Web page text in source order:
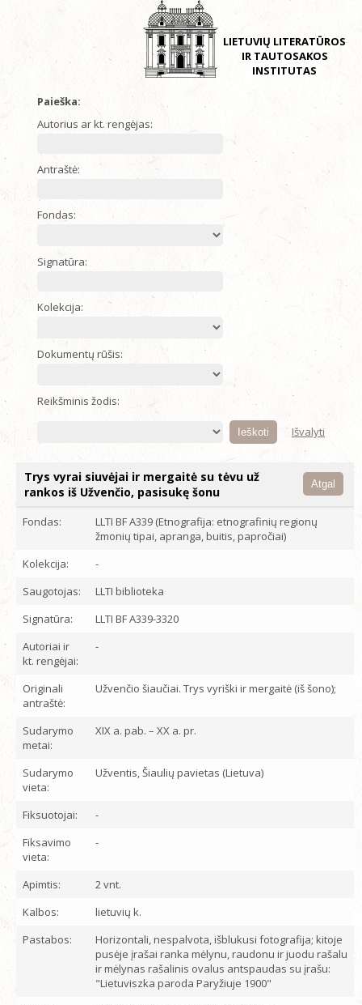
LIETUVIŲ LITERATŪROS
IR TAUTOSAKOS
INSTITUTAS
Paieška:
Autorius ar kt. rengėjas:
Antraštė:
Fondas:
Signatūra:
Kolekcija:
Dokumentų rūšis:
Reikšminis žodis:
Išvalyti
Trys vyrai siuvėjai ir mergaitė su tėvu už
rankos iš Užvenčio, pasisukę šonu
Atgal
Fondas:
LLTI BF A339 (Etnografija: etnografinių regionų
žmonių tipai, apranga, buitis, papročiai)
Kolekcija:
-
Saugotojas:
LLTI biblioteka
Signatūra:
LLTI BF A339-3320
Autoriai ir
kt. rengėjai:
-
Originali
antraštė:
Užvenčio šiaučiai. Trys vyriški ir mergaitė (iš šono);
Sudarymo
metai:
XIX a. pab. – XX a. pr.
Sudarymo
vieta:
Užventis, Šiaulių pavietas (Lietuva)
Fiksuotojai:
-
Fiksavimo
vieta:
-
Apimtis:
2 vnt.
Kalbos:
lietuvių k.
Pastabos:
Horizontali, nespalvota, išblukusi fotografija; kitoje
pusėje įrašai ranka mėlynu, raudonu ir juodu rašalu
ir mėlynas rašalinis ovalus antspaudas su įrašu:
"Lietuviszka paroda Paryžiuje 1900"